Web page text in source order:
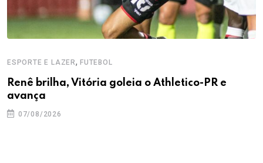
ESPORTE E LAZER, FUTEBOL
Renê brilha, Vitória goleia o Athletico-PR e
avança
07/08/2026